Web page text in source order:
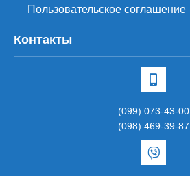
Пользовательское соглашение
Контакты
(099) 073-43-00
(098) 469-39-87